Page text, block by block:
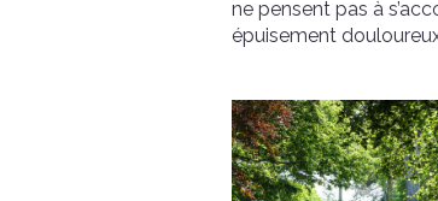
ne pensent pas à
épuisement